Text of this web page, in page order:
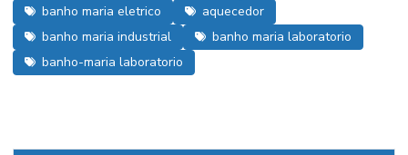
banho maria eletrico
aquecedor
banho maria industrial
banho maria laboratorio
banho-maria laboratorio